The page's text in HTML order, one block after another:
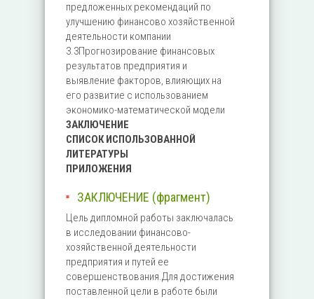
предложенных рекомендаций по
улучшению финансово хозяйственной
деятельности компании
3.3Прогнозирование финансовых
результатов предприятия и
выявление факторов, влияющих на
его развитие с использованием
экономико-математической модели
ЗАКЛЮЧЕНИЕ
СПИСОК ИСПОЛЬЗОВАННОЙ
ЛИТЕРАТУРЫ
ПРИЛОЖЕНИЯ
ЗАКЛЮЧЕНИЕ (фрагмент)
Цель дипломной работы заключалась
в исследовании финансово-
хозяйственной деятельности
предприятия и путей ее
совершенствования.Для достижения
поставленной цели в работе были